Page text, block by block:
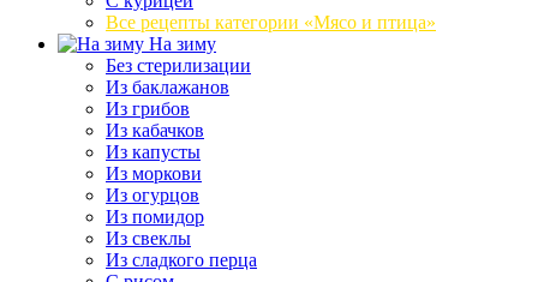
Все рецепты категории «Мясо и птица»
На зиму
Без стерилизации
Из баклажанов
Из грибов
Из кабачков
Из капусты
Из моркови
Из огурцов
Из помидор
Из свеклы
Из сладкого перца